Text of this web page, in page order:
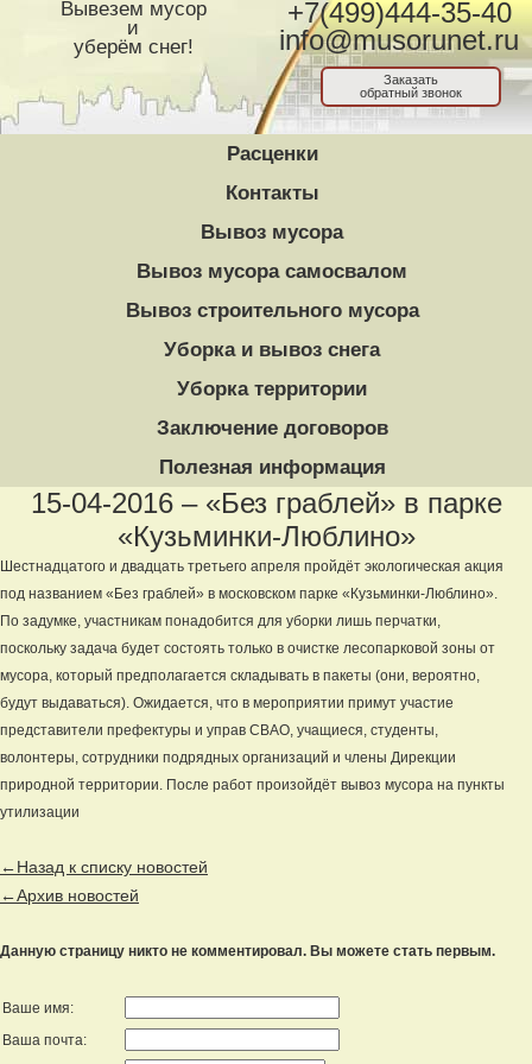
Вывезем мусор
и
уберём снег!
+7(499)444-35-40
info@musorunet.ru
Заказать
обратный звонок
Расценки
Контакты
Вывоз мусора
Вывоз мусора самосвалом
Вывоз строительного мусора
Уборка и вывоз снега
Уборка территории
Заключение договоров
Полезная информация
15-04-2016 – «Без граблей» в парке
«Кузьминки-Люблино»
Шестнадцатого и двадцать третьего апреля пройдёт экологическая акция
под названием «Без граблей» в московском парке «Кузьминки-Люблино».
По задумке, участникам понадобится для уборки лишь перчатки,
поскольку задача будет состоять только в очистке лесопарковой зоны от
мусора, который предполагается складывать в пакеты (они, вероятно,
будут выдаваться). Ожидается, что в мероприятии примут участие
представители префектуры и управ СВАО, учащиеся, студенты,
волонтеры, сотрудники подрядных организаций и члены Дирекции
природной территории. После работ произойдёт вывоз мусора на пункты
утилизации
←Назад к списку новостей
←Архив новостей
Данную страницу никто не комментировал. Вы можете стать первым.
Ваше имя:
Ваша почта: